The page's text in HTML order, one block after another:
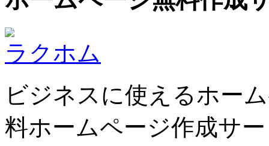
ラクホム
ビジネスに使えるホー
料ホームページ作成サ